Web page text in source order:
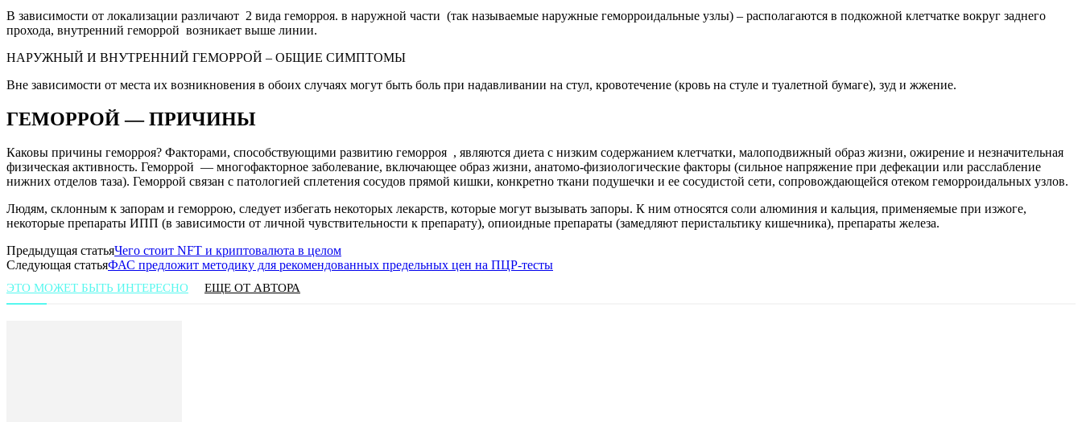
В зависимости от локализации различают 2 вида геморроя. в наружной части (так называемые наружные геморроидальные узлы) – располагаются в подкожной клетчатке вокруг заднего
прохода, внутренний геморрой возникает выше линии.
НАРУЖНЫЙ И ВНУТРЕННИЙ ГЕМОРРОЙ – ОБЩИЕ СИМПТОМЫ
Вне зависимости от места их возникновения в обоих случаях могут быть боль при надавливании на стул, кровотечение (кровь на стуле и туалетной бумаге), зуд и жжение.
ГЕМОРРОЙ — ПРИЧИНЫ
Каковы причины геморроя? Факторами, способствующими развитию геморроя , являются диета с низким содержанием клетчатки, малоподвижный образ жизни, ожирение и незначительная
физическая активность. Геморрой — многофакторное заболевание, включающее образ жизни, анатомо-физиологические факторы (сильное напряжение при дефекации или расслабление
нижних отделов таза). Геморрой связан с патологией сплетения сосудов прямой кишки, конкретно ткани подушечки и ее сосудистой сети, сопровождающейся отеком геморроидальных узлов.
Людям, склонным к запорам и геморрою, следует избегать некоторых лекарств, которые могут вызывать запоры. К ним относятся соли алюминия и кальция, применяемые при изжоге,
некоторые препараты ИПП (в зависимости от личной чувствительности к препарату), опиоидные препараты (замедляют перистальтику кишечника), препараты железа.
Предыдущая статьяЧего стоит NFT и криптовалюта в целом
Следующая статьяФАС предложит методику для рекомендованных предельных цен на ПЦР-тесты
ЭТО МОЖЕТ БЫТЬ ИНТЕРЕСНО ЕЩЕ ОТ АВТОРА